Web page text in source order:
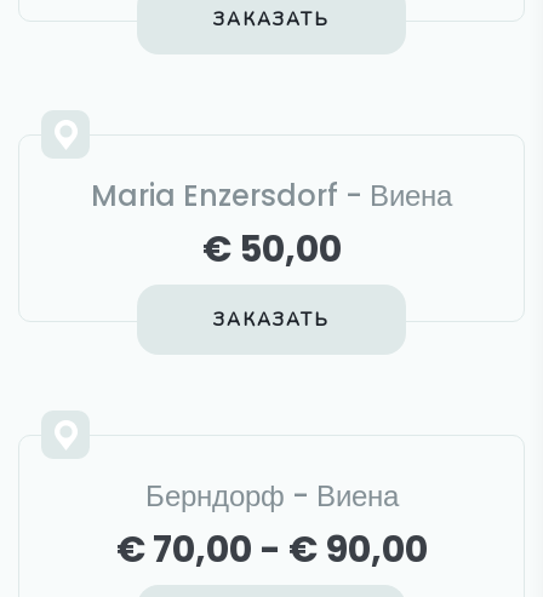
ЗАКАЗАТЬ
Maria Enzersdorf - Виена
€ 50,00
ЗАКАЗАТЬ
Берндорф - Виена
€ 70,00 - € 90,00